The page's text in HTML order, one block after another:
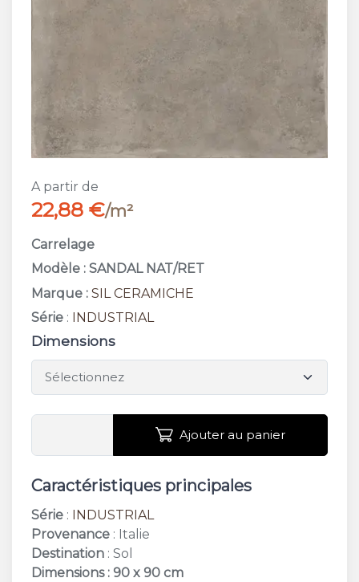
A partir de
22,88 €/m²
Carrelage
Modèle : SANDAL NAT/RET
Marque : SIL CERAMICHE
Série : INDUSTRIAL
Dimensions
Ajouter au panier
Caractéristiques principales
Série : INDUSTRIAL
Provenance : Italie
Destination : Sol
Dimensions : 90 x 90 cm